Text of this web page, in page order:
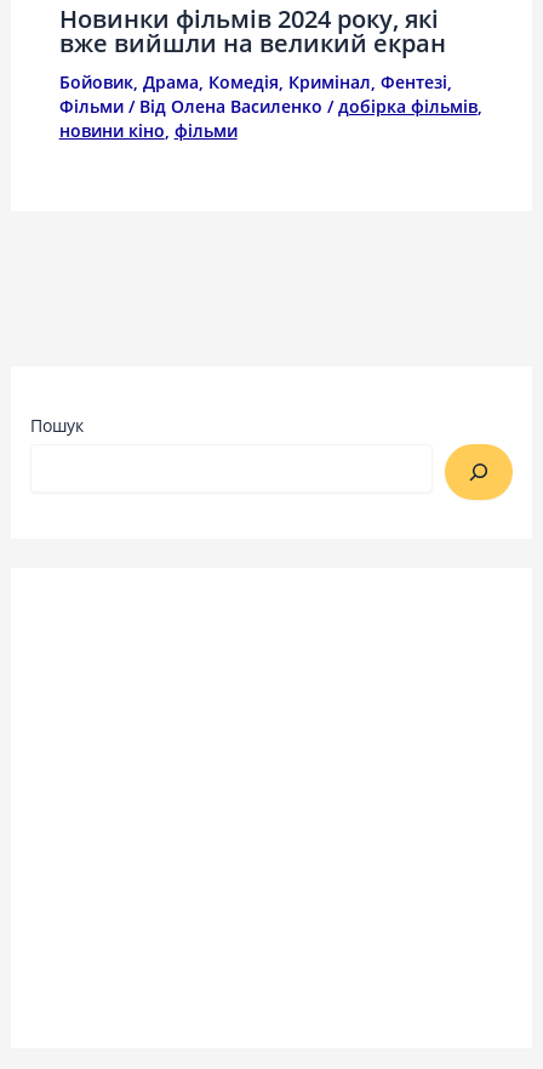
Новинки фільмів 2024 року, які
вже вийшли на великий екран
Бойовик, Драма Комедія Кримінал Фентезі
Фільми/ Від Олена Василенко /добірка фільмів,
новини кіно фільми
Пошук